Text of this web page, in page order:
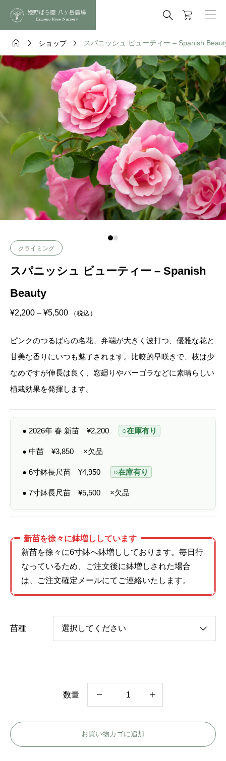

  ショップ  スパニッシュ ビューティー – Spanish
クライミング
スパニッシュ ビューティー – Spanish
Beauty
¥2,200 – ¥5,500価
¥
,
2
0
–
5
,
0
（税込）
ピンクのつるばらの名花、弁端が大きく波打つ、優雅な花と
甘美な香りにいつも魅了されます。比較的早咲きで、枝は少
なめですが伸長は良く、窓廻りやパーゴラなどに素晴らしい
植栽効果を発揮します。
● 2026年 春 新苗 ¥2,200 ○在庫有り
● 中苗 ¥3,850 ×欠品
● 6寸鉢長尺苗 ¥4,950 ○在庫有り
● 7寸鉢長尺苗 ¥5,500 ×欠品
新苗を徐々に鉢増ししています
新苗を徐々に6寸鉢へ鉢増ししております。毎日行
なっているため、ご注文後に鉢増しされた場合
は、ご注文確定メールにてご連絡いたします。
苗種
数量
ニ
お買い物カゴに追加